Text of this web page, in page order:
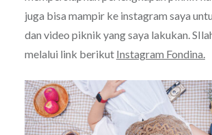
juga bisa mampir ke instagram saya
dan video piknik yang saya lakukan.
melalui link berikut Instagram Fondina.